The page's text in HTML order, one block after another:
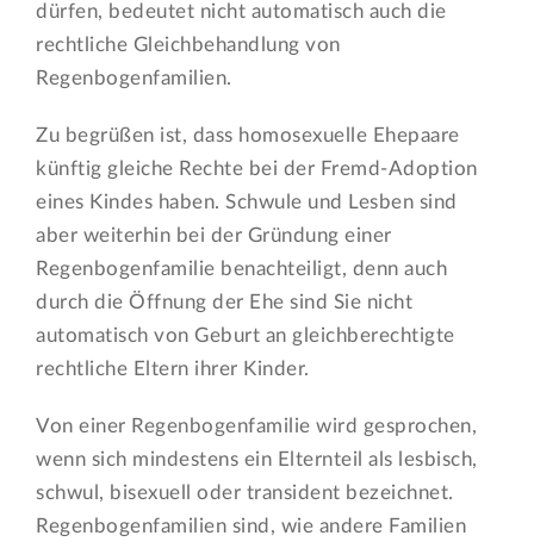
dürfen, bedeutet nicht automatisch auch die
rechtliche Gleichbehandlung von
Regenbogenfamilien.
Zu begrüßen ist, dass homosexuelle Ehepaare
künftig gleiche Rechte bei der Fremd-Adoption
eines Kindes haben. Schwule und Lesben sind
aber weiterhin bei der Gründung einer
Regenbogenfamilie benachteiligt, denn auch
durch die Öffnung der Ehe sind Sie nicht
automatisch von Geburt an gleichberechtigte
rechtliche Eltern ihrer Kinder.
Von einer Regenbogenfamilie wird gesprochen,
wenn sich mindestens ein Elternteil als lesbisch,
schwul, bisexuell oder transident bezeichnet.
Regenbogenfamilien sind, wie andere Familien